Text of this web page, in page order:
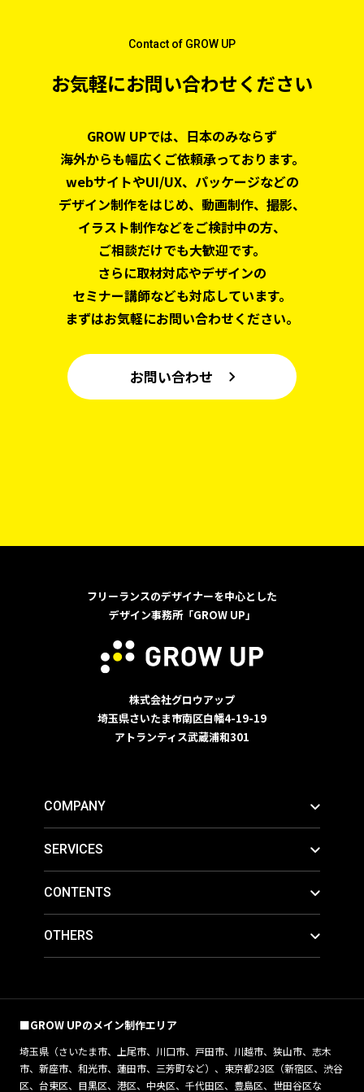
お気軽にお問い合わせください
Contact of GROW UP
GROW UPでは、日本のみならず
海外からも幅広くご依頼承っております。
webサイトやUI/UX、パッケージなどの
デザイン制作をはじめ、 動画制作、撮影、
イラスト制作などをご検討中の方、
ご相談だけでも大歓迎です。
さらに取材対応やデザインの
セミナー講師なども対応しています。
まずはお気軽にお問い合わせください。
お問い合わせ
フリーランスのデザイナーを中心とした
デザイン事務所「GROW UP」
株式会社グロウアップ
埼玉県さいたま市南区白幡4-19-19
アトランティス武蔵浦和301
COMPANY
SERVICES
CONTENTS
OTHERS
■GROW UPのメイン制作エリア
埼玉県（さいたま市、上尾市、川口市、戸田市、川越市、狭山市、志木
市、新座市、和光市、蓮田市、三芳町など）、東京都23区（新宿区、渋谷
区、台東区、目黒区、港区、中央区、千代田区、豊島区、世田谷区な